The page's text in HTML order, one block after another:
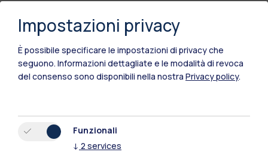
Polimi Community
Tutti i siti dell’ecosistema
Impostazioni privacy
È possibile specificare le impostazioni di privacy che
seguono. Informazioni dettagliate e le modalità di revoca
del consenso sono disponibili nella nostra Privacy policy.
Funzionali
↓ 2 services